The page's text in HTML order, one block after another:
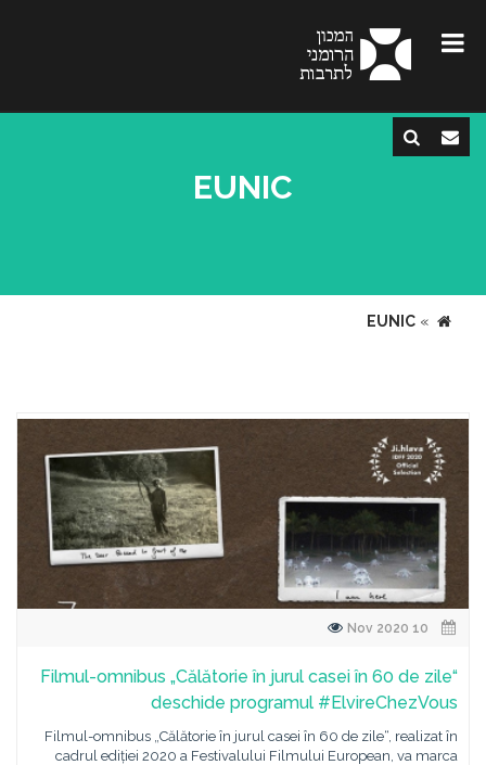
EUNIC
»
EUNIC
Filmul-omnibus „Călătorie în jurul casei în 60 de zile“
deschide programul #ElvireChezVous
Filmul-omnibus „Călătorie în jurul casei în 60 de zile“, realizat în
cadrul ediției 2020 a Festivalului Filmului European, va marca